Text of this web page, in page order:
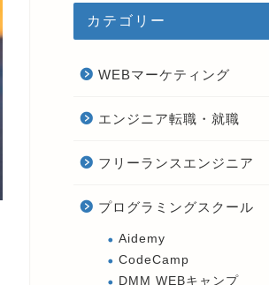
カテゴリー
WEBマーケティング
エンジニア転職・就職
フリーランスエンジニア
プログラミングスクール
Aidemy
CodeCamp
DMM WEBキャンプ